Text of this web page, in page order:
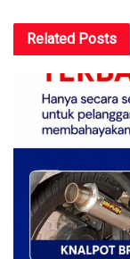
Related Posts